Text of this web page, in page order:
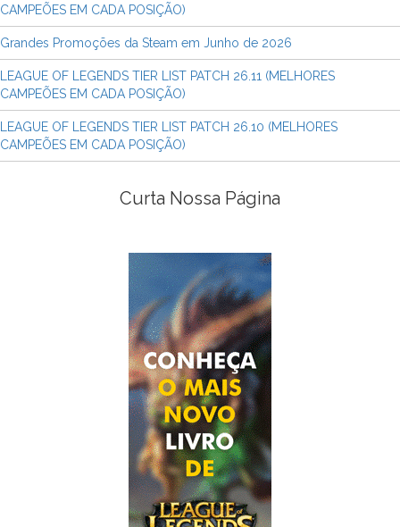
CAMPEÕES EM CADA POSIÇÃO)
Grandes Promoções da Steam em Junho de 2026
LEAGUE OF LEGENDS TIER LIST PATCH 26.11 (MELHORES
CAMPEÕES EM CADA POSIÇÃO)
LEAGUE OF LEGENDS TIER LIST PATCH 26.10 (MELHORES
CAMPEÕES EM CADA POSIÇÃO)
Curta Nossa Página